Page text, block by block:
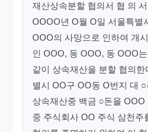
재산상속분할 협의서 협 의
OOOO년 O월 O일 서울특별
OOO의 사망으로 인하여 개
인 OOO, 동 OOO, 동 OOO
같이 상속재산을 분할 협의
별시 OO구 OO동 O번지 대
상속재산중 백금 ○돈을
중 주식회사 OO 주식 삼천주